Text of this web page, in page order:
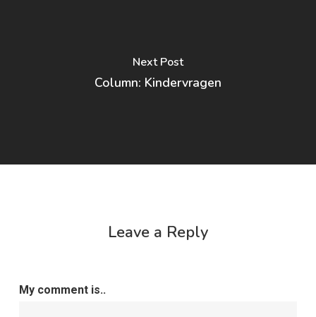
Next Post
Column: Kindervragen
Leave a Reply
My comment is..